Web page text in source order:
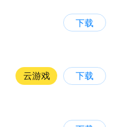
下载
云游戏 下载